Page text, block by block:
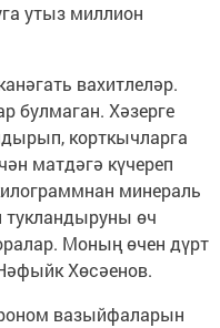
утыз миллион
вахитлеләр.
булмаган. Хәзерге
корткычларга
матдәгә күчереп
минераль
тукландыруны өч
Моның өчен дүрт
Хөсәенов.
вазыйфаларын